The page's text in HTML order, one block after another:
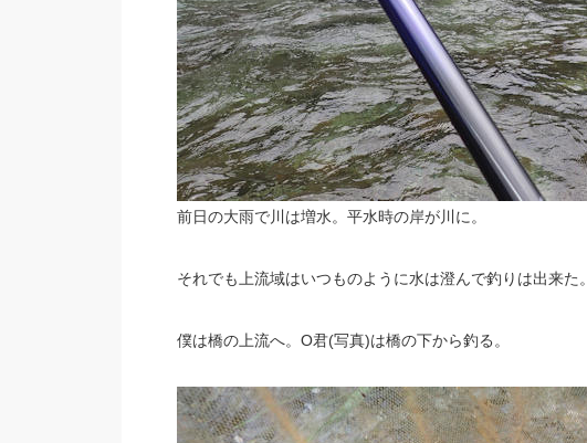
前日の大雨で川は増水。平水時の岸が川に。
それでも上流域はいつものように水は澄んで釣りは出来た。
僕は橋の上流へ。O君(写真)は橋の下から釣る。